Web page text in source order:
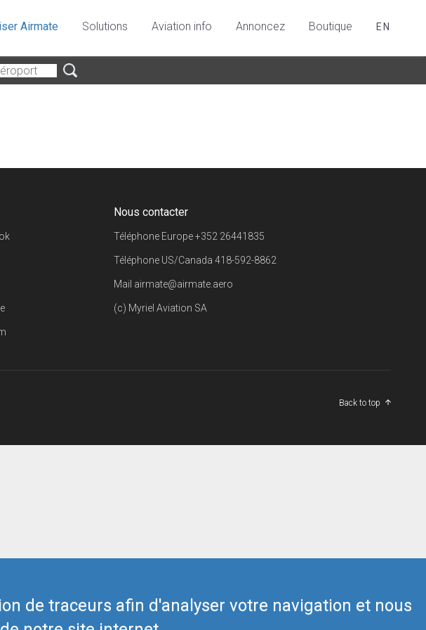
de traceurs afin d'analyser votre navigation et nous
Airmate Solutions Aviation info Annoncez Boutique EN
Nous contacter
Téléphone Europe+352 26441835
Téléphone US/Canada418-592-8862
Mail airmate@airmate.aero
(c) Myriel Aviation SA
Back to top